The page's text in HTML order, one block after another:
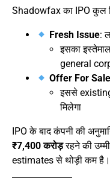
Shadowfax का IPO कुल
Fresh Issue:
इसका
general
Offer For
इससे
मिलेगा
IPO के बाद कंपनी की
₹7,400 करोड़रहने की
estimates से थोड़ी कम है।